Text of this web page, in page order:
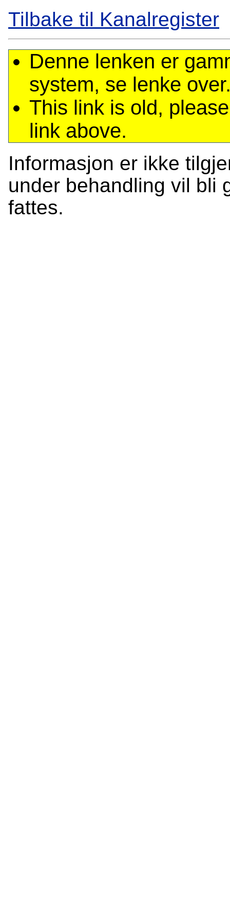
Tilbake til Kanalregister
Denne lenken er
system, se lenke
This link is old,
link above.
Informasjon er ikke
under behandling vil bli
fattes.